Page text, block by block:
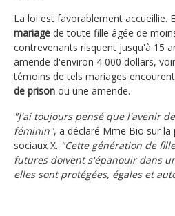
La loi est favorablement accueillie.
mariage de toute fille âgée de
contrevenants risquent jusqu'à 15
amende d'environ 4 000 dollars,
témoins de tels mariages
de prison ou une amende.
"J'ai toujours pensé que l'avenir
féminin", a déclaré Mme Bio sur
sociaux X. "Cette génération de
futures doivent s'épanouir dans
elles sont protégées, égales et